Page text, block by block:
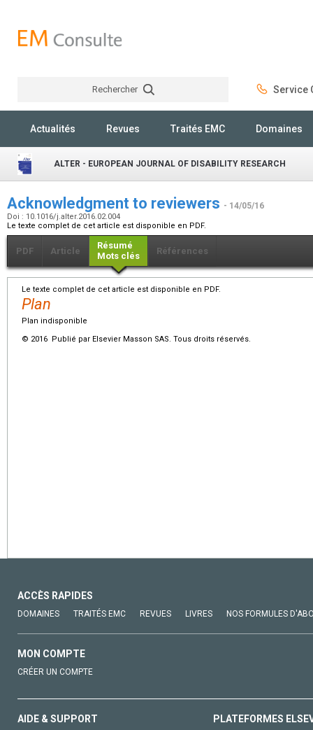
Rechercher Service
Actualités Revues Traités EMC Domaines
ALTER - EUROPEAN JOURNAL OF DISABILITY RESEARCH
Acknowledgment to reviewers - 14/05/16
Doi : 10.1016/j.alter.2016.02.004
Le texte complet de cet article est disponible en PDF.
PDF Article
Résumé
Mots clés
Références
Le texte complet de cet article est disponible en PDF.
Plan
Plan indisponible
© 2016 Publié par Elsevier Masson SAS. Tous droits réservés.
ACCÈS RAPIDES
DOMAINES TRAITÉS EMC REVUES LIVRES NOS FORMULES
MON COMPTE
CRÉER UN COMPTE
AIDE & SUPPORT PLATEFORMES